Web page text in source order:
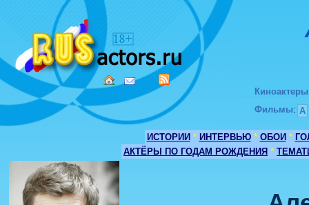
Киноактеры
Фильмы: А
ИСТОРИИ * ИНТЕРВЬЮ * ОБОИ *
АКТЁРЫ ПО ГОДАМ РОЖДЕНИЯ *